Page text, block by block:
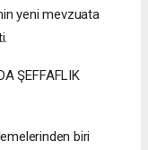
yeni mevzuata
ŞEFFAFLIK
biri